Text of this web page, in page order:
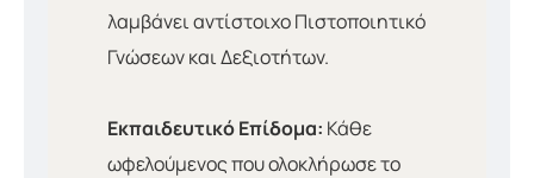
λαμβάνει αντίστοιχο Πιστοποιητικό
Γνώσεων και Δεξιοτήτων.
Εκπαιδευτικό Επίδομα: Κάθε
ωφελούμενος που ολοκλήρωσε το